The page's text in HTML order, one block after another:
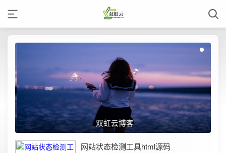
双虹云博客
网站状态检测工具html源码